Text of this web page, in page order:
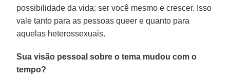
possibilidade da vida: ser você mesmo e crescer. Isso
vale tanto para as pessoas queer e quanto para
aquelas heterossexuais.
Sua visão pessoal sobre o tema mudou com o
tempo?